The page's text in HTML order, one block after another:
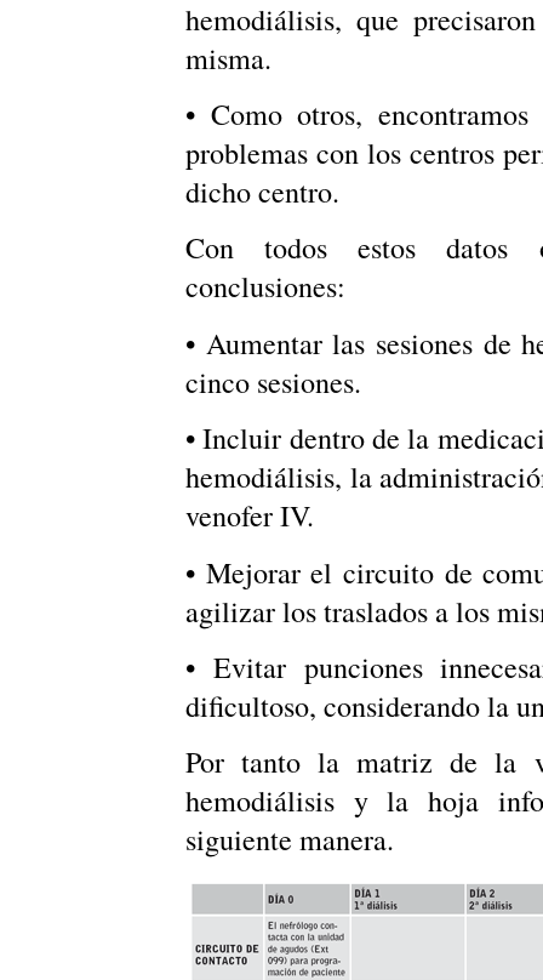
hemodiálisis, que
misma.
• Como otros,
problemas con los centros
dicho centro.
Con todos estos datos
conclusiones:
• Aumentar las sesiones de
cinco sesiones.
• Incluir dentro de la
hemodiálisis, la
venofer IV.
• Mejorar el circuito de
agilizar los traslados a los
• Evitar punciones
dificultoso, considerando la
Por tanto la matriz de la
hemodiálisis y la hoja
siguiente manera.